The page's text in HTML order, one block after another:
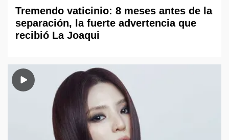
Tremendo vaticinio: 8 meses antes de la
separación, la fuerte advertencia que
recibió La Joaqui